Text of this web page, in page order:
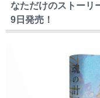
なただけのストーリ
9日発売！